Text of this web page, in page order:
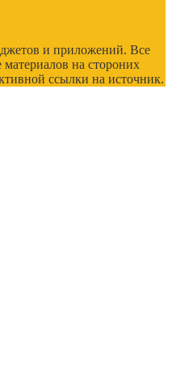
и приложений. Все
на стороних
ссылки на источник.